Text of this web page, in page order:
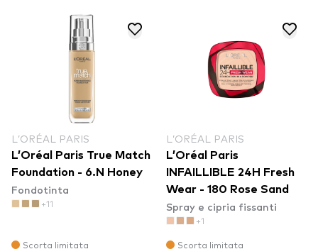
L’ORÉAL PARIS
L’Oréal Paris True Match
Foundation - 6.N Honey
Fondotinta
+11
Scorta limitata
L’ORÉAL PARIS
L’Oréal Paris
INFAILLIBLE 24H Fresh
Wear - 180 Rose Sand
Spray e cipria fissanti
+1
Scorta limitata